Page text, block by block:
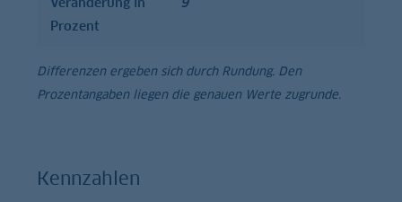
Prozent
Differenzen ergeben sich durch Rundung. Den
Prozentangaben liegen die genauen Werte zugrunde.
Kennzahlen